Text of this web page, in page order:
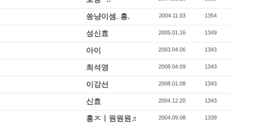
쏭냥이셈. 흥. 2004.11.03 1354
성신효 2005.01.16 1349
아이 2003.04.06 1343
최석영 2008.04.09 1343
이강선 2008.01.08 1343
신효 2004.12.20 1343
홍ㅈㅣ원원원♬ 2004.09.08 1339